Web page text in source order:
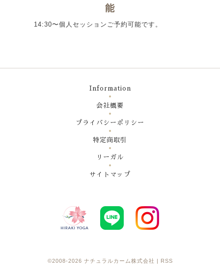
能
14:30〜個人セッションご予約可能です。
Information
会社概要
プライバシーポリシー
特定商取引
リーガル
サイトマップ
©2008-2026 ナチュラルカーム株式会社 RSS